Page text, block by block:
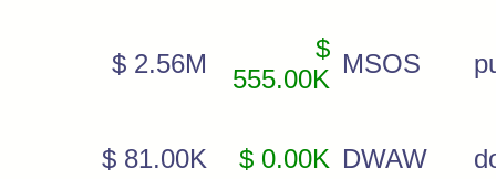
$ 2.56M
$
555.00K
MSOS
$ 81.00K $ 0.00K DWAW